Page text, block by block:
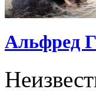
Альфред